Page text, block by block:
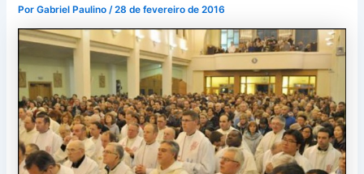
PorGabriel Paulino/28 de fevereiro de 2016